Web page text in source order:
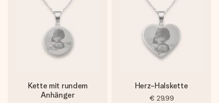
Kette mit rundem
Anhänger
Herz-Halskette
€ 29,99